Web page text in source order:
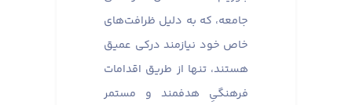
جامعه، که به دلیل ظرافت‌های
خاص خود نیازمند درکی عمیق
هستند، تنها از طریق اقدامات
فرهنگیِ هدفمند و مستمر